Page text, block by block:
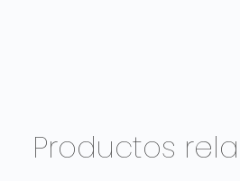
Productos